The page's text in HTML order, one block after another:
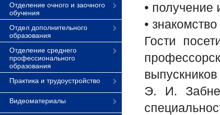
Отделение очного и заочного
обучения
Отдел дополнительного
образования
Отделение среднего
профессионального
образования
Практика и трудоустройство
Видеоматериалы
•
•
Гости
Э. И.